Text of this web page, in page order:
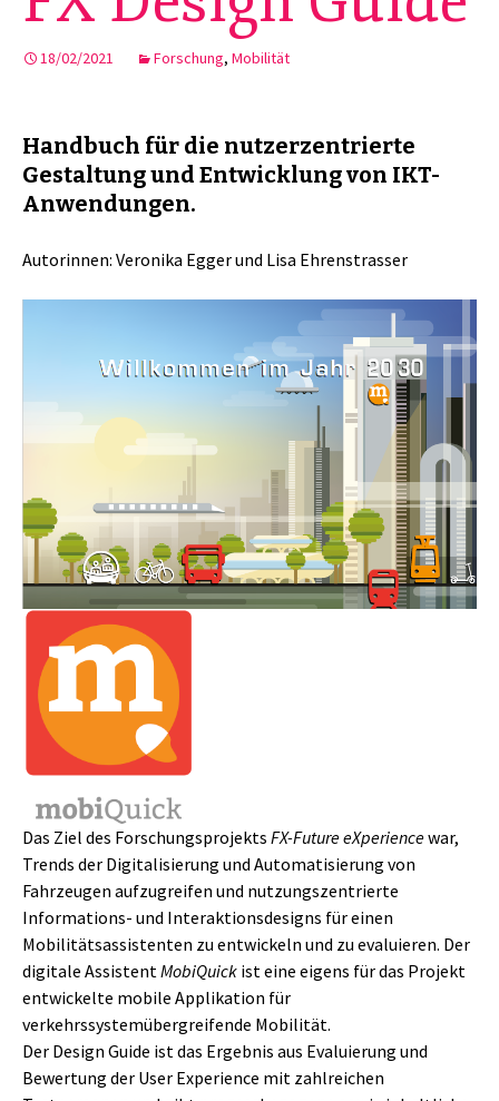
18/02/2021 Forschung, Mobilität
Handbuch für die nutzerzentrierte
Gestaltung und Entwicklung von IKT-
Anwendungen.
Autorinnen: Veronika Egger und Lisa Ehrenstrasser
Das Ziel des Forschungsprojekts FX-Future eXperiencewar,
Trends der Digitalisierung und Automatisierung von
Fahrzeugen aufzugreifen und nutzungszentrierte
Informations- und Interaktionsdesigns für einen
Mobilitätsassistenten zu entwickeln und zu evaluieren. Der
digitale AssistentMobiQuick ist eine eigens für das Projekt
entwickelte mobile Applikation für
verkehrssystemübergreifende Mobilität.
Der Design Guide ist das Ergebnis aus Evaluierung und
Bewertung der User Experience mit zahlreichen